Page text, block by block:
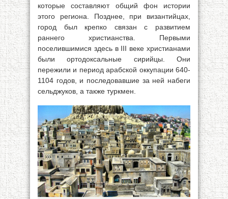
которые составляют общий фон истории
этого региона. Позднее, при византийцах,
город был крепко связан с развитием
раннего христианства. Первыми
поселившимися здесь в III веке христианами
были ортодоксальные сирийцы. Они
пережили и период арабской оккупации 640-
1104 годов, и последовавшие за ней набеги
сельджуков, а также туркмен.